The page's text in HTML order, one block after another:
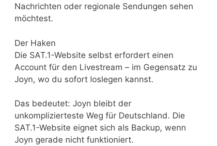
Nachrichten oder regionale Sendungen sehen
möchtest.
Der Haken
Die SAT.1-Website selbst erfordert einen
Account für den Livestream – im Gegensatz zu
Joyn, wo du sofort loslegen kannst.
Das bedeutet: Joyn bleibt der
unkomplizierteste Weg für Deutschland. Die
SAT.1-Website eignet sich als Backup, wenn
Joyn gerade nicht funktioniert.